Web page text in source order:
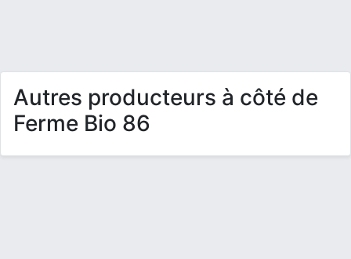
Autres producteurs à côté de
Ferme Bio 86